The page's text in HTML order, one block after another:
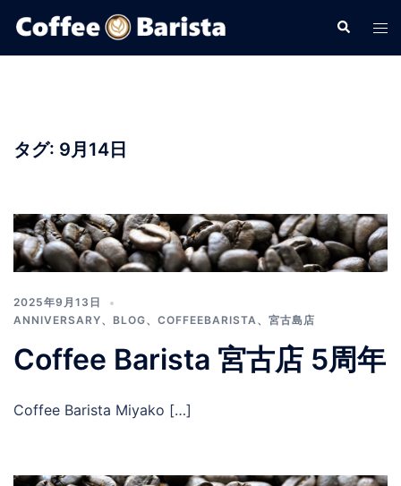
テ
検
索
ト
タグ: 9月14日
2025年9月13日
ANNIVERSARY、 BLOG、 COFFEEBARISTA、 宮古島店
Coffee Barista 宮古店 5周年
Coffee Barista Miyako […]